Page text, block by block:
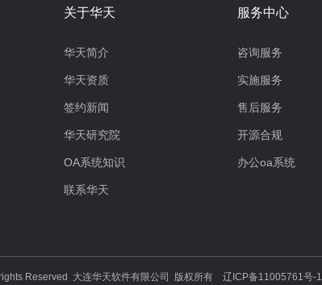
关于华天
华天简介
华天资质
签约新闻
华天研究院
OA系统知识
联系华天
服务中心
咨询服务
实施服务
售后服务
开源合规
办公oa系统
Reserved 大连华天软件有限公司 版权所有 辽ICP备11005761号-1